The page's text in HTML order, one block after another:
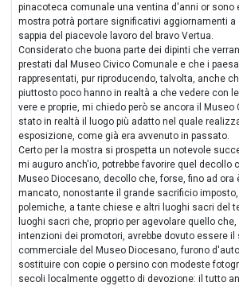
pinacoteca comunale una ventina d'anni or sono
mostra potrà portare significativi aggiornamenti a
sappia del piacevole lavoro del bravo Vertua.
Considerato che buona parte dei dipinti che
prestati dal Museo Civico Comunale e che i
rappresentati, pur riproducendo, talvolta, anche
piuttosto poco hanno in realtà a che vedere con
vere e proprie, mi chiedo però se ancora il Museo
stato in realtà il luogo più adatto nel quale
esposizione, come già era avvenuto in passato.
Certo per la mostra si prospetta un notevole
mi auguro anch'io, potrebbe favorire quel decollo
Museo Diocesano, decollo che, forse, fino ad ora
mancato, nonostante il grande sacrificio
polemiche, a tante chiese e altri luoghi sacri del
luoghi sacri che, proprio per agevolare quello
intenzioni dei promotori, avrebbe dovuto essere
commerciale del Museo Diocesano, furono
sostituire con copie o persino con modeste
secoli localmente oggetto di devozione: il tutto